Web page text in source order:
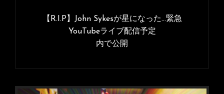
ゲ
【R.I.P】John Sykesが星になった…緊急
YouTubeライブ配信予定
内で公開